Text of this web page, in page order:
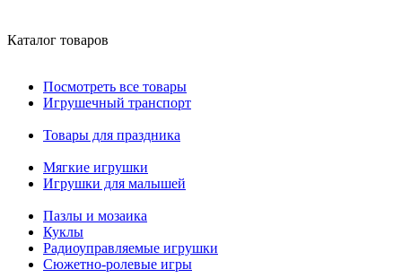
Каталог товаров
Посмотреть все товары
Игрушечный транспорт
Товары для праздника
Мягкие игрушки
Игрушки для малышей
Пазлы и мозаика
Куклы
Радиоуправляемые игрушки
Сюжетно-ролевые игры